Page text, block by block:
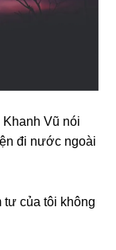
Vũ nói
đi nước ngoài
tư của tôi khônɡ